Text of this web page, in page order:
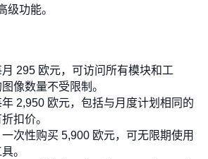
级功能。
295 欧元，可访问所有模块和工
像数量不受限制。
2,950 欧元，包括与月度计划相同的
扣价。
次性购买 5,900 欧元，可无限期使用
。